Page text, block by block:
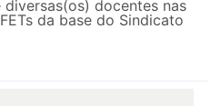
docentes nas
da base do Sindicato